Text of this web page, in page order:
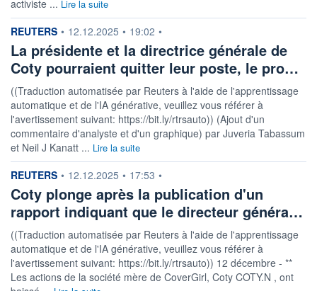
activiste ... Lire la suite
information fournie par
REUTERS • 12.12.2025 • 19:02 •
La présidente et la directrice générale de
Coty pourraient quitter leur poste, le pro…
((Traduction automatisée par Reuters à l'aide de l'apprentissage
automatique et de l'IA générative, veuillez vous référer à
l'avertissement suivant: https://bit.ly/rtrsauto)) (Ajout d'un
commentaire d'analyste et d'un graphique) par Juveria Tabassum
et Neil J Kanatt ... Lire la suite
information fournie par
REUTERS • 12.12.2025 • 17:53 •
Coty plonge après la publication d'un
rapport indiquant que le directeur généra…
((Traduction automatisée par Reuters à l'aide de l'apprentissage
automatique et de l'IA générative, veuillez vous référer à
l'avertissement suivant: https://bit.ly/rtrsauto)) 12 décembre - **
Les actions de la société mère de CoverGirl, Coty COTY.N , ont